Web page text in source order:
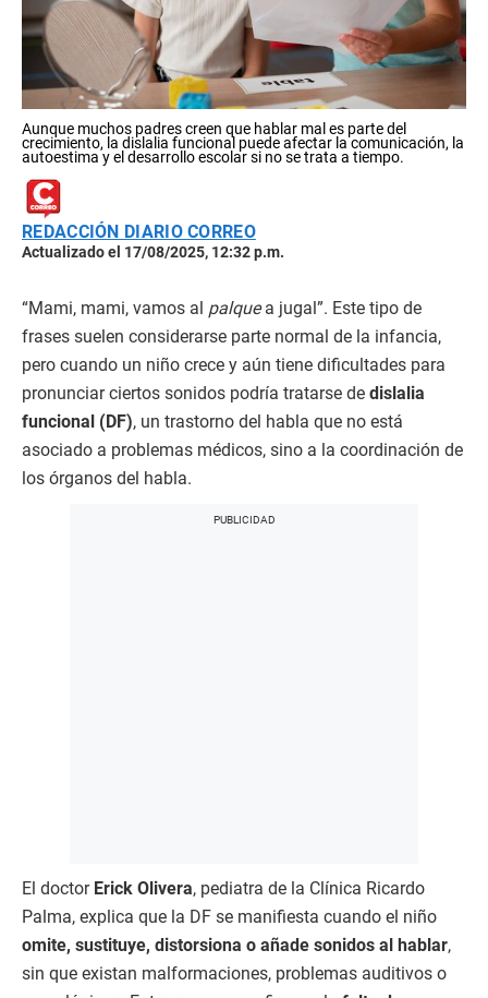
Aunque muchos padres creen que hablar mal es parte del
crecimiento, la dislalia funcional puede afectar la comunicación, la
autoestima y el desarrollo escolar si no se trata a tiempo.
REDACCIÓN DIARIO CORREO
Actualizado el 17/08/2025, 12:32 p.m.
“Mami, mami, vamos al palquea jugal”. Este tipo de
frases suelen considerarse parte normal de la infancia,
pero cuando un niño crece y aún tiene dificultades para
pronunciar ciertos sonidos podría tratarse de dislalia
funcional (DF), un trastorno del habla que no está
asociado a problemas médicos, sino a la coordinación de
los órganos del habla.
El doctor Erick Olivera, pediatra de la Clínica Ricardo
Palma, explica que la DF se manifiesta cuando el niño
omite, sustituye, distorsiona o añade sonidos al hablar,
sin que existan malformaciones, problemas auditivos o